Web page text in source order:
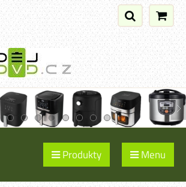
Produkty Menu